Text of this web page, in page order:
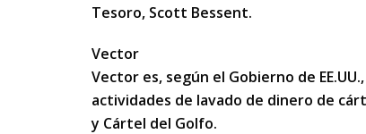
Tesoro, Scott Bessent.
Vector
Vector es, según el Gobierno de
actividades de lavado de dinero de
y Cártel del Golfo.